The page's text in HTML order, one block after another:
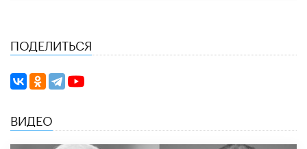
ПОДЕЛИТЬСЯ
ВИДЕО